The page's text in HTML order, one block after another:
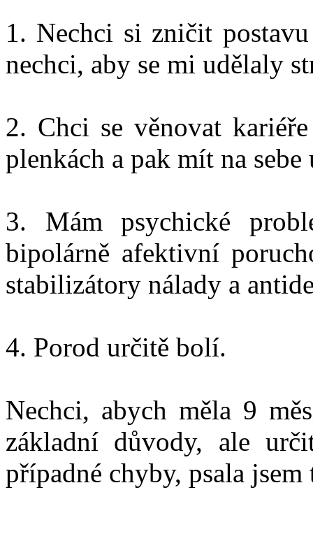
1. Nechci si zničit
nechci, aby se mi udělaly
2. Chci se věnovat
plenkách a pak mít na sebe
3. Mám psychické
bipolárně afektivní
stabilizátory nálady a
4. Porod určitě bolí.
Nechci, abych měla 9
základní důvody, ale
případné chyby, psala